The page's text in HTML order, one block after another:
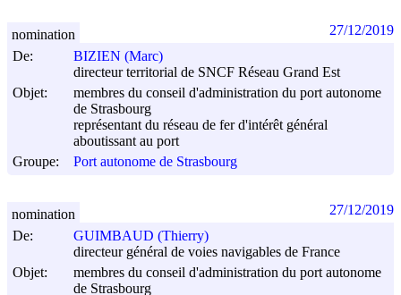
De:
BIZIEN (Marc)
directeur territorial de SNCF Réseau Grand Est
Objet:
membres du conseil d'administration du port autonome
de Strasbourg
représentant du réseau de fer d'intérêt général
aboutissant au port
Groupe:
Port autonome de Strasbourg
nomination 27/12/2019
De:
GUIMBAUD (Thierry)
directeur général de voies navigables de France
Objet:
membres du conseil d'administration du port autonome
de Strasbourg
nomination 27/12/2019